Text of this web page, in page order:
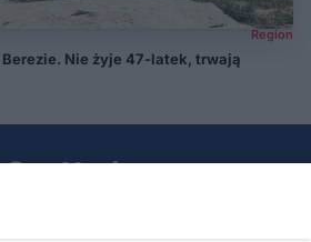
Region
Nie żyje 47-latek, trwają